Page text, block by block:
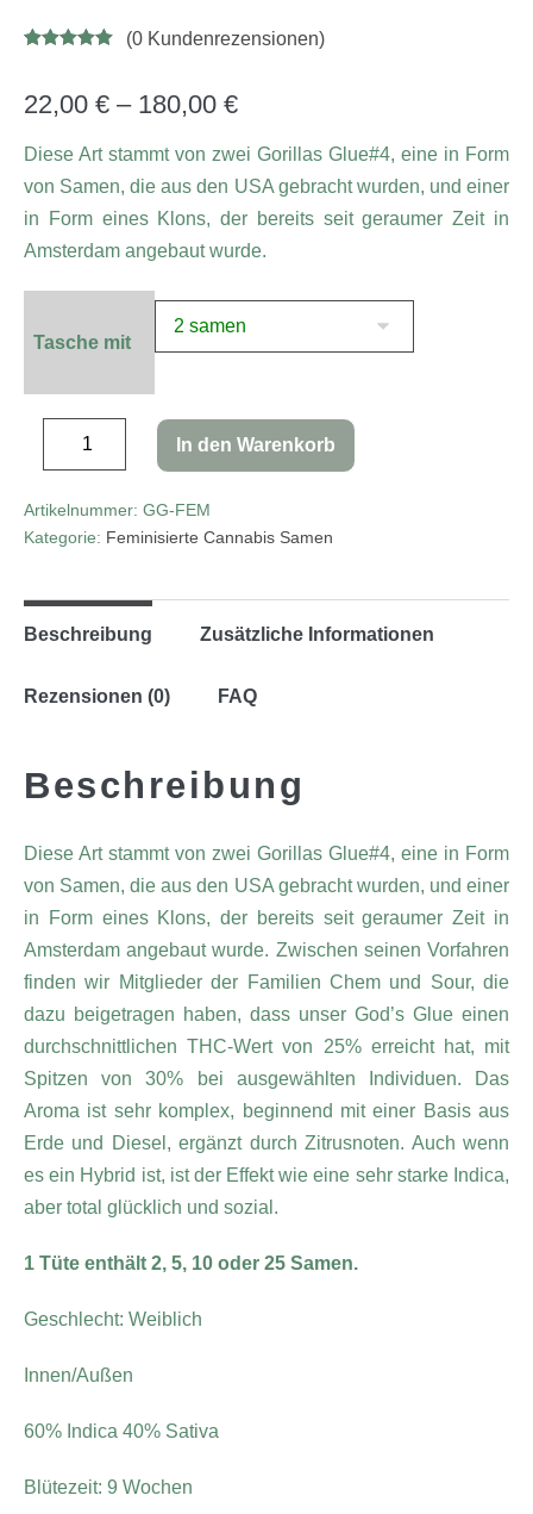
basierend
auf
rtungen
(0Kundenrezensionen)
22,00 € – 180,00 €
Diese Art stammt von zwei Gorillas Glue#4, eine in Form
von Samen, die aus den USA gebracht wurden, und einer
in Form eines Klons, der bereits seit geraumer Zeit in
Amsterdam angebaut wurde.
Tasche mit
In den Warenkorb
Artikelnummer: GG-FEM
Kategorie: Feminisierte Cannabis Samen
Beschreibung Zusätzliche Informationen
Rezensionen (0) FAQ
Beschreibung
Diese Art stammt von zwei Gorillas Glue#4, eine in Form
von Samen, die aus den USA gebracht wurden, und einer
in Form eines Klons, der bereits seit geraumer Zeit in
Amsterdam angebaut wurde. Zwischen seinen Vorfahren
finden wir Mitglieder der Familien Chem und Sour, die
dazu beigetragen haben, dass unser God’s Glue einen
durchschnittlichen THC-Wert von 25% erreicht hat, mit
Spitzen von 30% bei ausgewählten Individuen. Das
Aroma ist sehr komplex, beginnend mit einer Basis aus
Erde und Diesel, ergänzt durch Zitrusnoten. Auch wenn
es ein Hybrid ist, ist der Effekt wie eine sehr starke Indica,
aber total glücklich und sozial.
1 Tüte enthält 2, 5, 10 oder 25 Samen.
Geschlecht: Weiblich
Innen/Außen
60% Indica 40% Sativa
Blütezeit: 9 Wochen